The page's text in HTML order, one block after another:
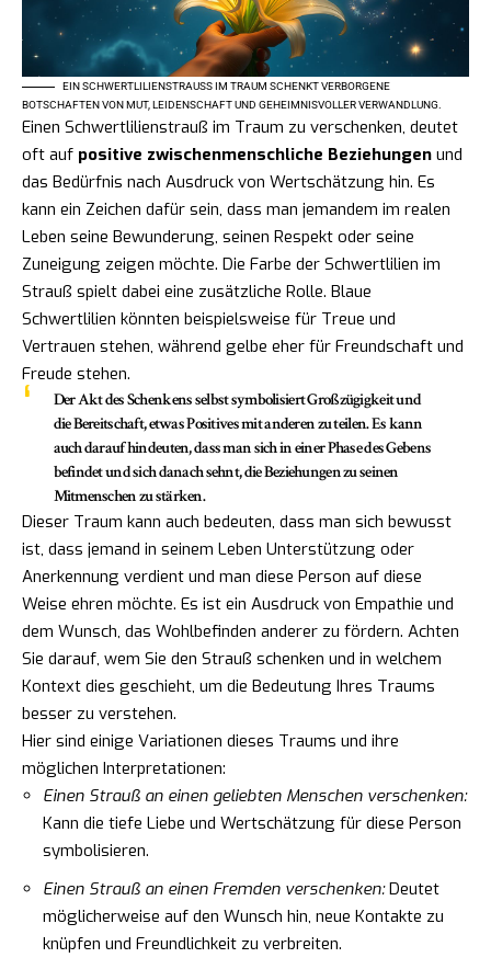
EIN SCHWERTLILIENSTRAUSS IM TRAUM SCHENKT VERBORGENE B
OTSCHAFTEN VON MUT, LEIDENSCHAFT UND GEHEIMNISVOLLER VERWANDLUNG.
Einen Schwertlilienstrauß im Traum zu verschenken, deutet
oft auf positive zwischenmenschliche Beziehungen und
das Bedürfnis nach Ausdruck von Wertschätzung hin. Es
kann ein Zeichen dafür sein, dass man jemandem im realen
Leben seine Bewunderung, seinen Respekt oder seine
Zuneigung zeigen möchte. Die Farbe der Schwertlilien im
Strauß spielt dabei eine zusätzliche Rolle. Blaue
Schwertlilien könnten beispielsweise für Treue und
Vertrauen stehen, während gelbe eher für Freundschaft und
Freude stehen.
Der Akt des Schenkens selbst symbolisiert Großzügigkeit und
die Bereitschaft, etwas Positives mit anderen zu teilen. Es kann
auch darauf hindeuten, dass man sich in einer Phase des Gebens
befindet und sich danach sehnt, die Beziehungen zu seinen
Mitmenschen zu stärken.
Dieser Traum kann auch bedeuten, dass man sich bewusst
ist, dass jemand in seinem Leben Unterstützung oder
Anerkennung verdient und man diese Person auf diese
Weise ehren möchte. Es ist ein Ausdruck von Empathie und
dem Wunsch, das Wohlbefinden anderer zu fördern. Achten
Sie darauf, wem Sie den Strauß schenken und in welchem
Kontext dies geschieht, um die Bedeutung Ihres Traums
besser zu verstehen.
Hier sind einige Variationen dieses Traums und ihre
möglichen Interpretationen:
Einen Strauß an einen geliebten Menschen verschenken:
Kann die tiefe Liebe und Wertschätzung für diese Person
symbolisieren.
Einen Strauß an einen Fremden verschenken:Deutet
möglicherweise auf den Wunsch hin, neue Kontakte zu
knüpfen und Freundlichkeit zu verbreiten.